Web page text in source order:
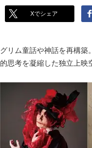
Xでシェア
グリム童話や神話を再構築
的思考を凝縮した独立上映